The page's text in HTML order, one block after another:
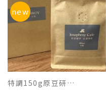
new
特調150g原豆研磨包裝 - 義式米蘭巧克力香氛咖啡